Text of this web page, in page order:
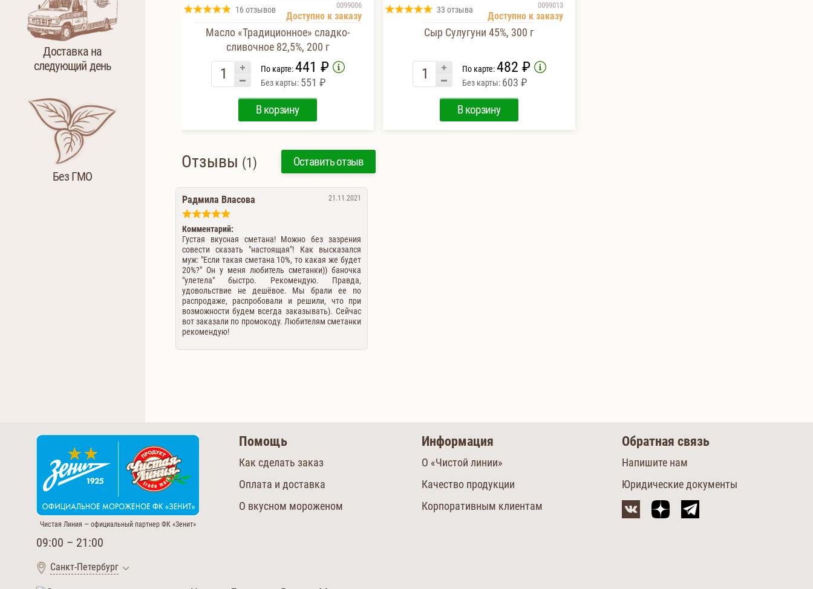
Доставка на
следующий день
Без ГМО
16 отзывов 0099006
Доступно к заказу
Масло «Традиционное» сладко-
сливочное 82,5%, 200 г
По карте: 441 ₽
Без карты: 551 ₽
В корзину
33 отзыва 0099013
Доступно к заказу
Сыр Сулугуни 45%, 300 г
По карте: 482 ₽
Без карты: 603 ₽
В корзину
Отзывы (1) Оставить отзыв
21.11.2021
Радмила Власова
Комментарий:
Густая вкусная сметана! Можно без зазрения
совести сказать "настоящая"! Как высказался
муж: "Если такая сметана 10%, то какая же будет
20%?" Он у меня любитель сметанки)) баночка
"улетела" быстро. Рекомендую. Правда,
удовольствие не дешёвое. Мы брали ее по
распродаже, распробовали и решили, что при
возможности будем всегда заказывать). Сейчас
вот заказали по промокоду. Любителям сметанки
рекомендую!
Чистая Линия — официальный партнер ФК «Зенит»
Помощь
Как сделать заказ
Оплата и доставка
О вкусном мороженом
Информация
О «Чистой линии»
Качество продукции
Корпоративным клиентам
Обратная связь
Напишите нам
Юридические документы
09:00 – 21:00
Санкт-Петербург